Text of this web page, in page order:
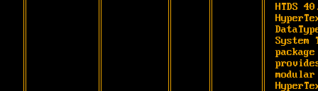
HTDS
System
package
modular